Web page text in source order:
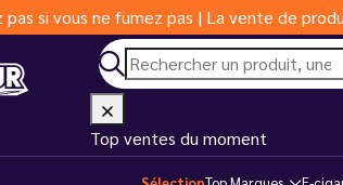
si vous ne fumez pas | La vente de
Top ventes du moment